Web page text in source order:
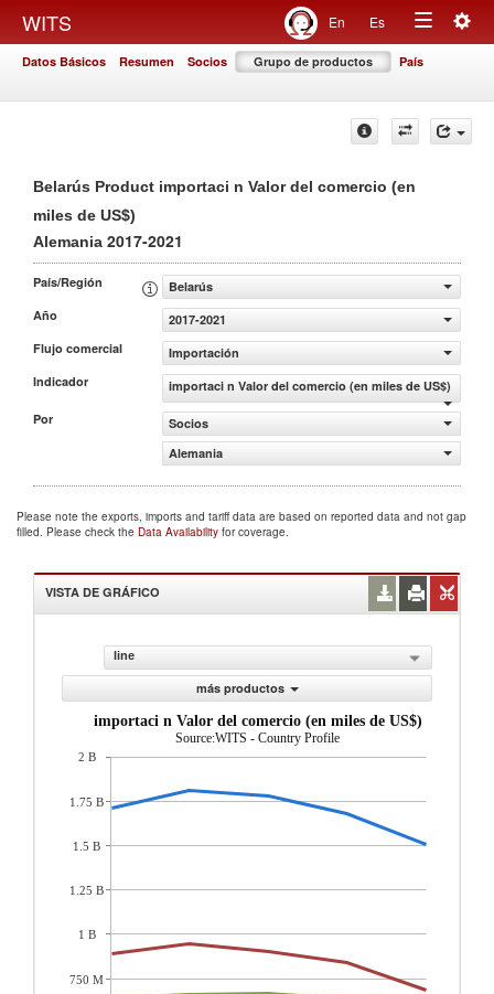
WITS En Es
Toggle
Datos Básicos Resumen Socios Grupo de productos País
Belarús Product importaci n Valor del comercio (en
miles de US$)
Alemania 2017-2021
País/Región
Belarús
Año
2017-2021
Flujo comercial
Importación
Indicador
importaci n Valor del comercio (en miles de US$)
Por
Socios
Alemania
Please note the exports, imports and tariff data are based on reported data and not gap
filled. Please check the Data Availability for coverage.
VISTA DE GRÁFICO
line
más productos
importaci n Valor del comercio (en miles de US$)
Source:WITS - Country Profile
2 B
1.75 B
1.5 B
1.25 B
1 B
750 M